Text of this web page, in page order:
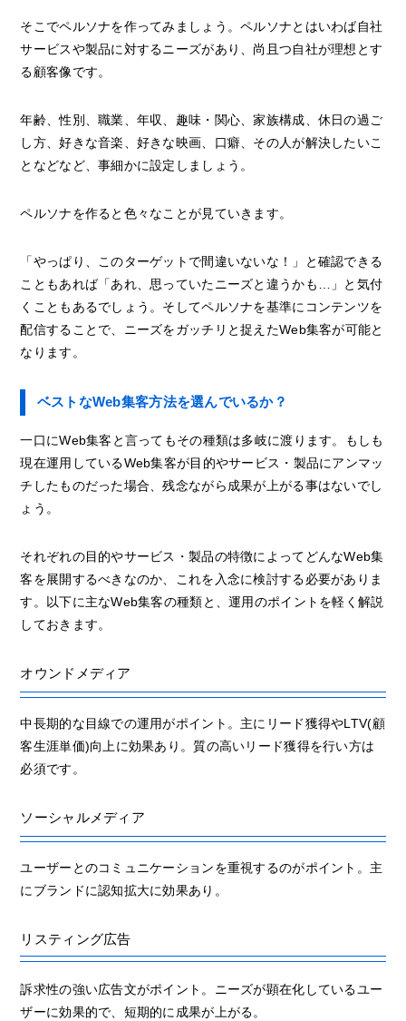
そこでペルソナを作ってみましょう。ペルソナとはいわば自社
サービスや製品に対するニーズがあり、尚且つ自社が理想とす
る顧客像です。
年齢、性別、職業、年収、趣味・関心、家族構成、休日の過ご
し方、好きな音楽、好きな映画、口癖、その人が解決したいこ
となどなど、事細かに設定しましょう。
ペルソナを作ると色々なことが見ていきます。
「やっぱり、このターゲットで間違いないな！」と確認できる
こともあれば「あれ、思っていたニーズと違うかも…」と気付
くこともあるでしょう。そしてペルソナを基準にコンテンツを
配信することで、ニーズをガッチリと捉えたWeb集客が可能と
なります。
ベストなWeb集客方法を選んでいるか？
一口にWeb集客と言ってもその種類は多岐に渡ります。もしも
現在運用しているWeb集客が目的やサービス・製品にアンマッ
チしたものだった場合、残念ながら成果が上がる事はないでし
ょう。
それぞれの目的やサービス・製品の特徴によってどんなWeb集
客を展開するべきなのか、これを入念に検討する必要がありま
す。以下に主なWeb集客の種類と、運用のポイントを軽く解説
しておきます。
オウンドメディア
中長期的な目線での運用がポイント。主にリード獲得やLTV(顧
客生涯単価)向上に効果あり。質の高いリード獲得を行い方は
必須です。
ソーシャルメディア
ユーザーとのコミュニケーションを重視するのがポイント。主
にブランドに認知拡大に効果あり。
リスティング広告
訴求性の強い広告文がポイント。ニーズが顕在化しているユー
ザーに効果的で、短期的に成果が上がる。